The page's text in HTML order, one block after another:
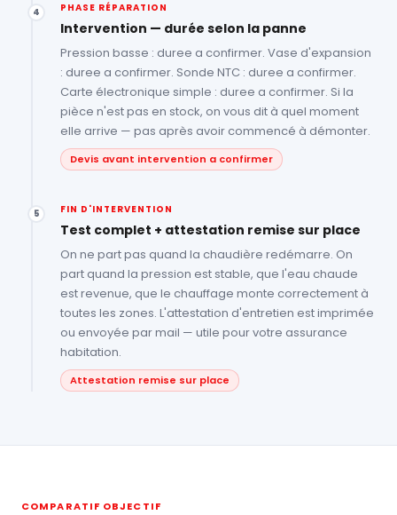
4 PHASE RÉPARATION
Intervention — durée selon la panne
Pression basse : duree a confirmer. Vase d'expansion
: duree a confirmer. Sonde NTC : duree a confirmer.
Carte électronique simple : duree a confirmer. Si la
pièce n'est pas en stock, on vous dit à quel moment
elle arrive — pas après avoir commencé à démonter.
Devis avant intervention a confirmer
5 FIN D'INTERVENTION
Test complet + attestation remise sur place
On ne part pas quand la chaudière redémarre. On
part quand la pression est stable, que l'eau chaude
est revenue, que le chauffage monte correctement à
toutes les zones. L'attestation d'entretien est imprimée
ou envoyée par mail — utile pour votre assurance
habitation.
Attestation remise sur place
COMPARATIF OBJECTIF